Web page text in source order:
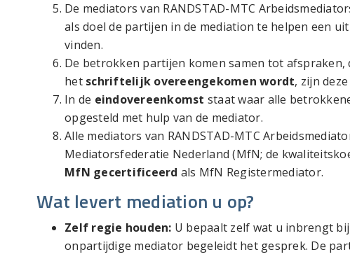
De mediators van RANDSTAD-MTC
als doel de partijen in de mediation te helpen een
vinden.
De betrokken partijen komen samen tot afspraken,
het schriftelijk overeengekomen wordt, zijn
In de eindovereenkomst staat waar alle
opgesteld met hulp van de mediator.
Alle mediators van RANDSTAD-MTC
Mediatorsfederatie Nederland (MfN; de
MfN gecertificeerd als MfN Registermediator.
Wat levert mediation u op?
Zelf regie houden: U bepaalt zelf wat u inbrengt
onpartijdige mediator begeleidt het gesprek. De